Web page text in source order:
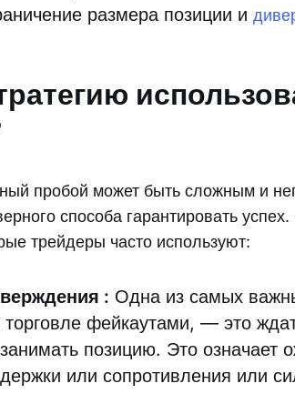
размера позиции и
пробой может быть сложным и
способа гарантировать
трейдеры часто используют:
: Одна из самых
торговле фейкаутами, — это
позицию. Это означает
или сопротивления или